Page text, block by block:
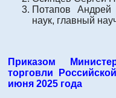
Потапов Андрей
наук, главный
Приказом
торговли
июня 2025 года